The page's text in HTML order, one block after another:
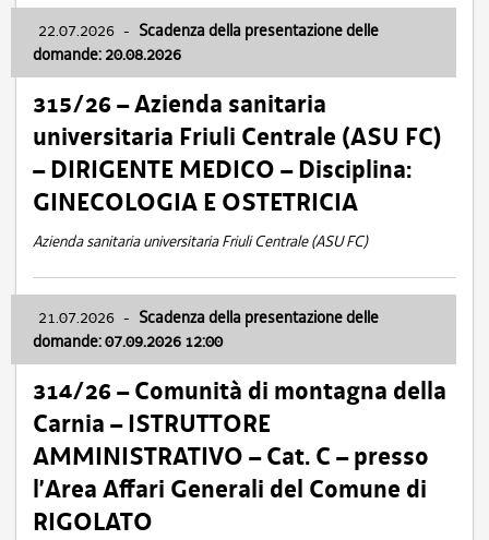
22.07.2026 - Scadenza della presentazione delle
domande: 20.08.2026
315/26 – Azienda sanitaria
universitaria Friuli Centrale (ASU FC)
– DIRIGENTE MEDICO – Disciplina:
GINECOLOGIA E OSTETRICIA
Azienda sanitaria universitaria Friuli Centrale (ASU FC)
21.07.2026 - Scadenza della presentazione delle
domande: 07.09.2026 12:00
314/26 – Comunità di montagna della
Carnia – ISTRUTTORE
AMMINISTRATIVO – Cat. C – presso
l’Area Affari Generali del Comune di
RIGOLATO